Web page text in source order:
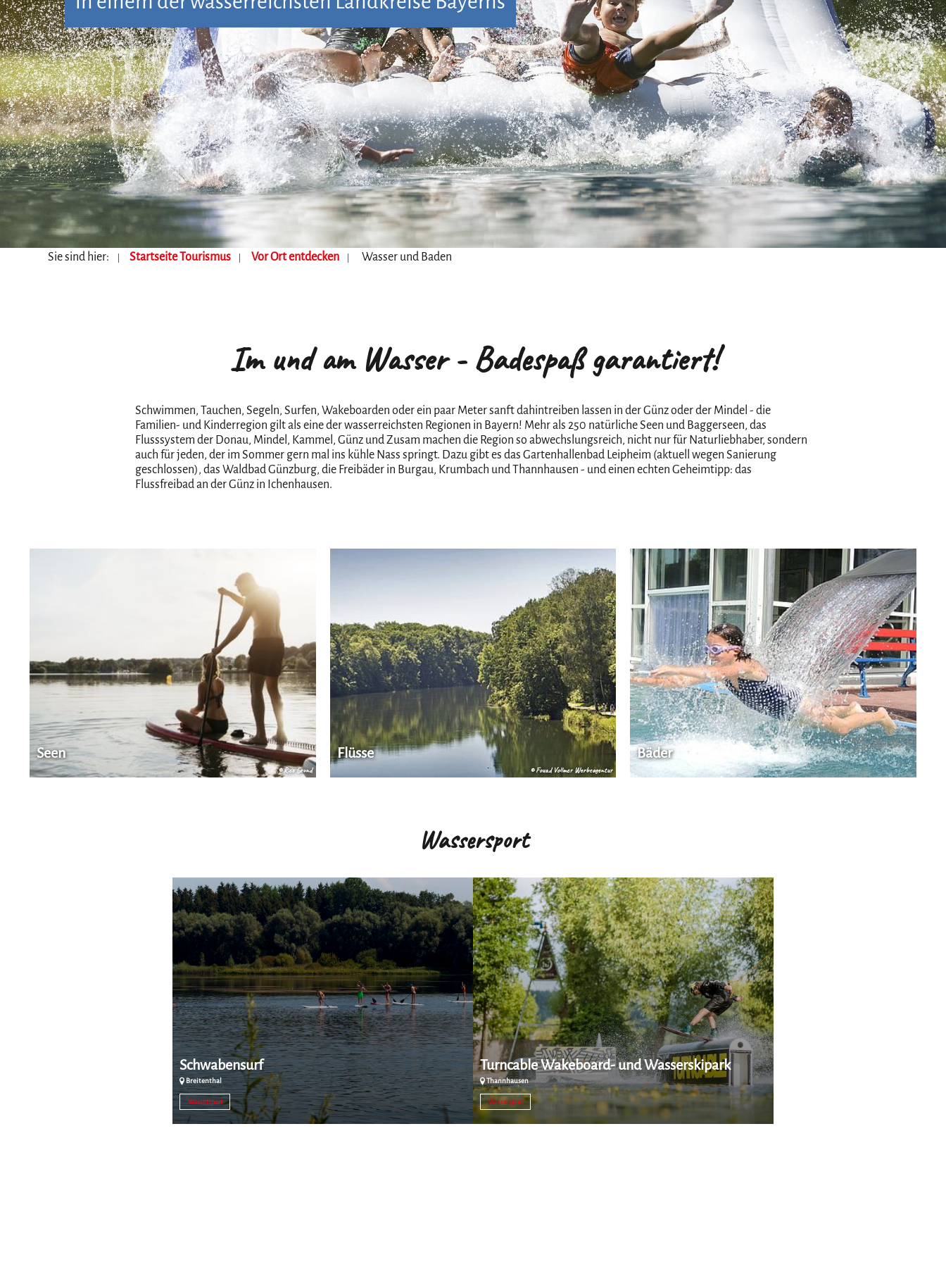
Sie sind hier: Startseite Tourismus Vor Ort entdecken Wasser und Baden
Im und am Wasser - Badespaß garantiert!
Schwimmen, Tauchen, Segeln, Surfen, Wakeboarden oder ein paar Meter sanft dahintreiben lassen in der Günz oder der Mindel - die
Familien- und Kinderregion gilt als eine der wasserreichsten Regionen in Bayern! Mehr als 250 natürliche Seen und Baggerseen, das
Flusssystem der Donau, Mindel, Kammel, Günz und Zusam machen die Region so abwechslungsreich, nicht nur für Naturliebhaber, sondern
auch für jeden, der im Sommer gern mal ins kühle Nass springt. Dazu gibt es das Gartenhallenbad Leipheim (aktuell wegen Sanierung
geschlossen), das Waldbad Günzburg, die Freibäder in Burgau, Krumbach und Thannhausen - und einen echten Geheimtipp: das
Flussfreibad an der Günz in Ichenhausen.
© Rico Grund
Seen
© Fouad Vollmer Werbeagentur
Flüsse Bäder
Wassersport
Schwabensurf
Breitenthal
Wassersport
Turncable Wakeboard- und Wasserskipark
Thannhausen
Wassersport